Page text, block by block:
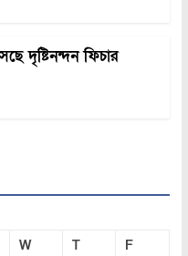
দৃষ্টিনন্দন ফিচার
W T
F